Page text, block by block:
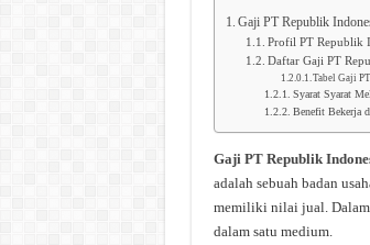
Gaji PT Republik
Profil PT Republik
Daftar Gaji PT
Tabel Gaji
Syarat Syarat
Benefit Bekerja
Gaji PT Republik
adalah sebuah badan
memiliki nilai jual. Dalam
dalam satu medium.